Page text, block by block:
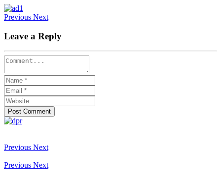
Previous Next
Leave a Reply
Previous Next
Previous Next